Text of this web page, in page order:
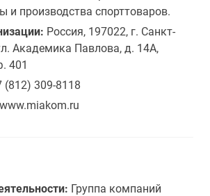
и производства спорттоваров.
Россия, 197022, г. Санкт-
Академика Павлова, д. 14А,
401
(812) 309-8118
Группа компаний